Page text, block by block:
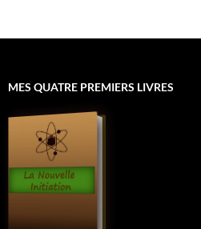
MES QUATRE PREMIERS LIVRES